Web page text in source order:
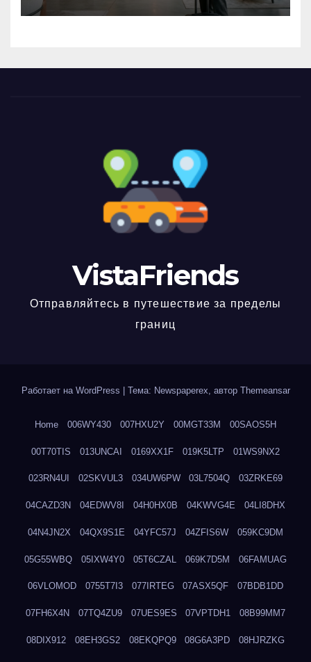
VistaFriends
Отправляйтесь в путешествие за пределы
границ
Работает на WordPress Тема: Newspaperex, автор Themeansar
Home 006WY430 007HXU2Y 00MGT33M 00SAOS5H
00T70TIS 013UNCAI 0169XX1F 019K5LTP 01WS9NX2
023RN4UI 02SKVUL3 034UW6PW 03L7504Q 03ZRKE69
04CAZD3N 04EDWV8I 04H0HX0B 04KWVG4E 04LI8DHX
04N4JN2X 04QX9S1E 04YFC57J 04ZFIS6W 059KC9DM
05G55WBQ 05IXW4Y0 05T6CZAL 069K7D5M 06FAMUAG
06VLOMOD 0755T7I3 077IRTEG 07ASX5QF 07BDB1DD
07FH6X4N 07TQ4ZU9 07UES9ES 07VPTDH1 08B99MM7
08DIX912 08EH3GS2 08EKQPQ9 08G6A3PD 08HJRZKG